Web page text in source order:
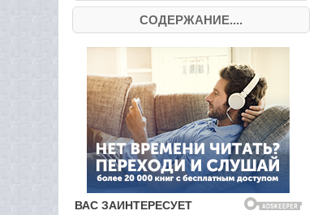
СОДЕРЖАНИЕ....